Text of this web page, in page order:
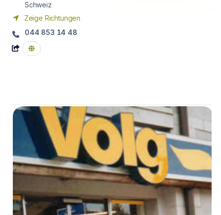
Schweiz
Zeige Richtungen
044 853 14 48